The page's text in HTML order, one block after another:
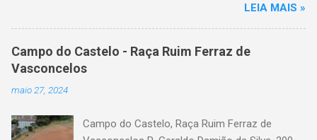
com reconhecida vocação no trabalho esportivo, legalmente
constituídos em forma de associação comunitária ou e eleitos
pela própria população do bairro. A Secretaria de Esportes
coordena o processo de eleição das entidades que farão esta
atividades no calendário destes espaços, além de realizar
necessário. Lista dos Clubes da Comunidade de São Paulo,
LEIA MAIS »
Campo do Castelo - Raça Ruim Ferraz de
Vasconcelos
maio 27, 2024
Campo do Castelo, Raça Ruim Ferraz de